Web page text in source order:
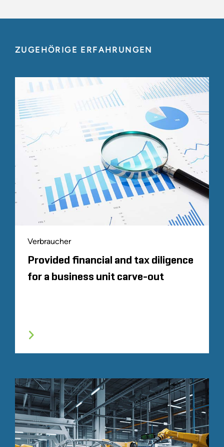
ZUGEHÖRIGE ERFAHRUNGEN
Verbraucher
Provided financial and tax diligence
for a business unit carve-out